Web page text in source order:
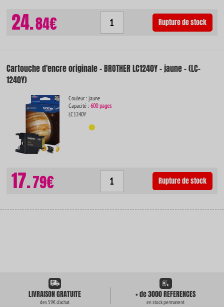
24.84€ Rupture de stock
Cartouche d'encre originale - BROTHER LC1240Y - jaune - (LC-
1240Y)
Couleur : jaune
Capacité :600 pages
LC1240Y
17.79€ Rupture de stock
LIVRAISON GRATUITE
des 59€ d'achat
+ de 3000 REFERENCES
en stock permanent